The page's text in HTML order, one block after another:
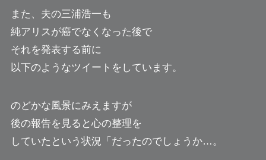
また、夫の三浦浩一も
純アリスが癌でなくなった後で
それを発表する前に
以下のようなツイートをしています。
のどかな風景にみえますが
後の報告を見ると心の整理を
していたという状況「だったのでしょうか…。